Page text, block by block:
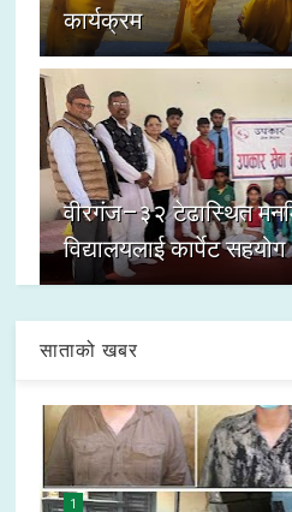
कार्यक्रम
वीरगंज–३२ टेढास्थित
विद्यालयलाई कार्पेट सहयोग
साताको खबर
1